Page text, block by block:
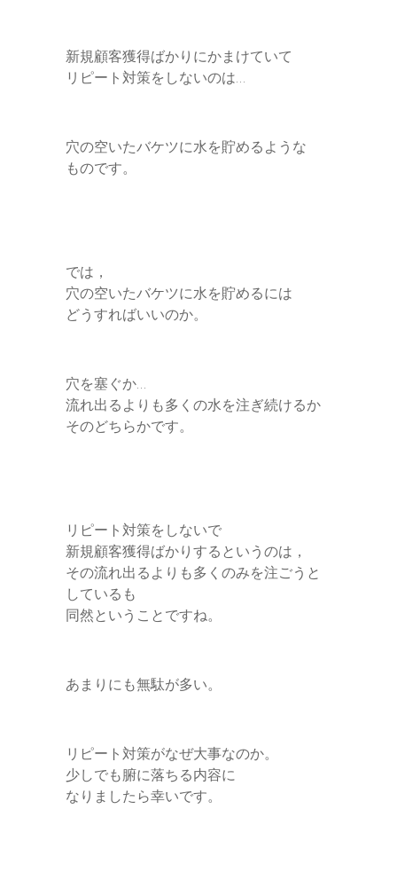
新規顧客獲得ばかりにかまけていて
リピート対策をしないのは…
穴の空いたバケツに水を貯めるような
ものです。
では，
穴の空いたバケツに水を貯めるには
どうすればいいのか。
穴を塞ぐか…
流れ出るよりも多くの水を注ぎ続けるか
そのどちらかです。
リピート対策をしないで
新規顧客獲得ばかりするというのは，
その流れ出るよりも多くのみを注ごうと
しているも
同然ということですね。
あまりにも無駄が多い。
リピート対策がなぜ大事なのか。
少しでも腑に落ちる内容に
なりましたら幸いです。